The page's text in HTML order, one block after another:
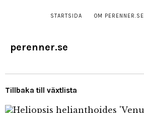
STARTSIDA OM PERENNER.SE
perenner.se
Tillbaka till växtlista